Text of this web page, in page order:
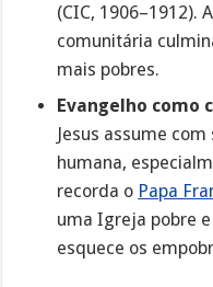
(CIC, 1906–1912).
comunitária
mais pobres.
Evangelho como
Jesus assume
humana,
recorda o Papa
uma Igreja pobre
esquece os